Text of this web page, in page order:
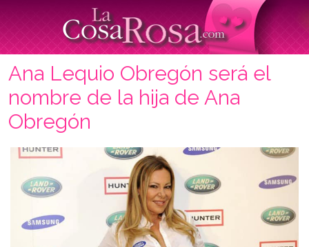
Ana Lequio Obregón será el
nombre de la hija de Ana
Obregón